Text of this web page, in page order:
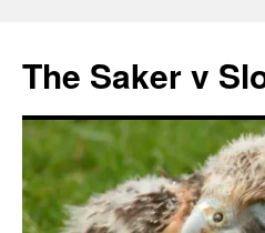
vsebino
The Saker v